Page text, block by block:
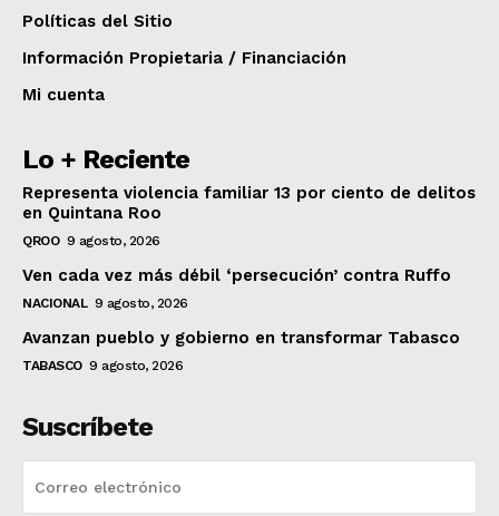
Políticas del Sitio
Información Propietaria / Financiación
Mi cuenta
Lo + Reciente
Representa violencia familiar 13 por ciento de delitos
en Quintana Roo
QROO 9 agosto, 2026
Ven cada vez más débil ‘persecución’ contra Ruffo
NACIONAL 9 agosto, 2026
Avanzan pueblo y gobierno en transformar Tabasco
TABASCO 9 agosto, 2026
Suscríbete